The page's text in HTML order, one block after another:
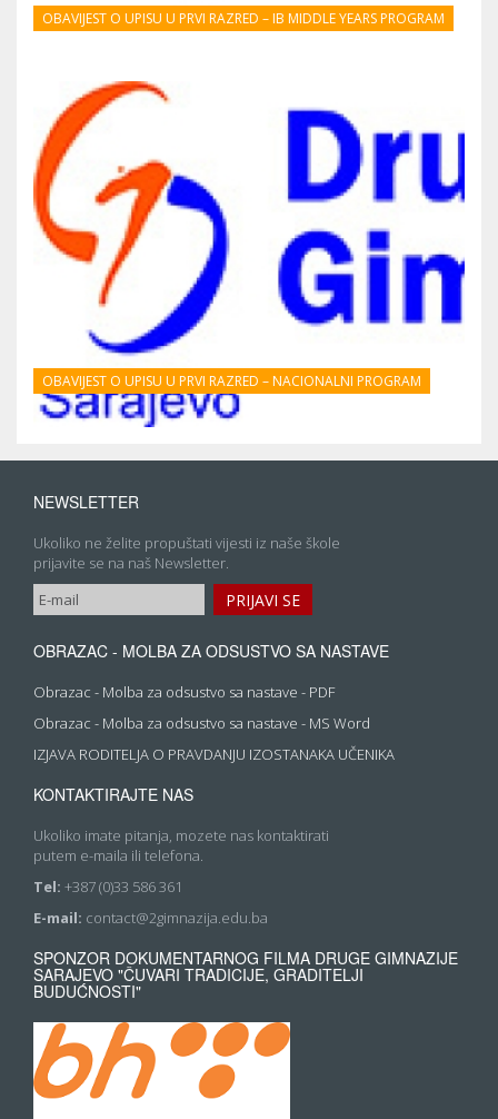
OBAVIJEST O UPISU U PRVI RAZRED – IB MIDDLE YEARS PROGRAM
OBAVIJEST O UPISU U PRVI RAZRED – NACIONALNI PROGRAM
NEWSLETTER
Ukoliko ne želite propuštati vijesti iz naše škole
prijavite se na naš Newsletter.
OBRAZAC - MOLBA ZA ODSUSTVO SA NASTAVE
Obrazac - Molba za odsustvo sa nastave - PDF
Obrazac - Molba za odsustvo sa nastave - MS Word
IZJAVA RODITELJA O PRAVDANJU IZOSTANAKA UČENIKA
KONTAKTIRAJTE NAS
Ukoliko imate pitanja, mozete nas kontaktirati
putem e-maila ili telefona.
Tel: +387 (0)33 586 361
E-mail: contact@2gimnazija.edu.ba
SPONZOR DOKUMENTARNOG FILMA DRUGE GIMNAZIJE
SARAJEVO "ČUVARI TRADICIJE, GRADITELJI
BUDUĆNOSTI"